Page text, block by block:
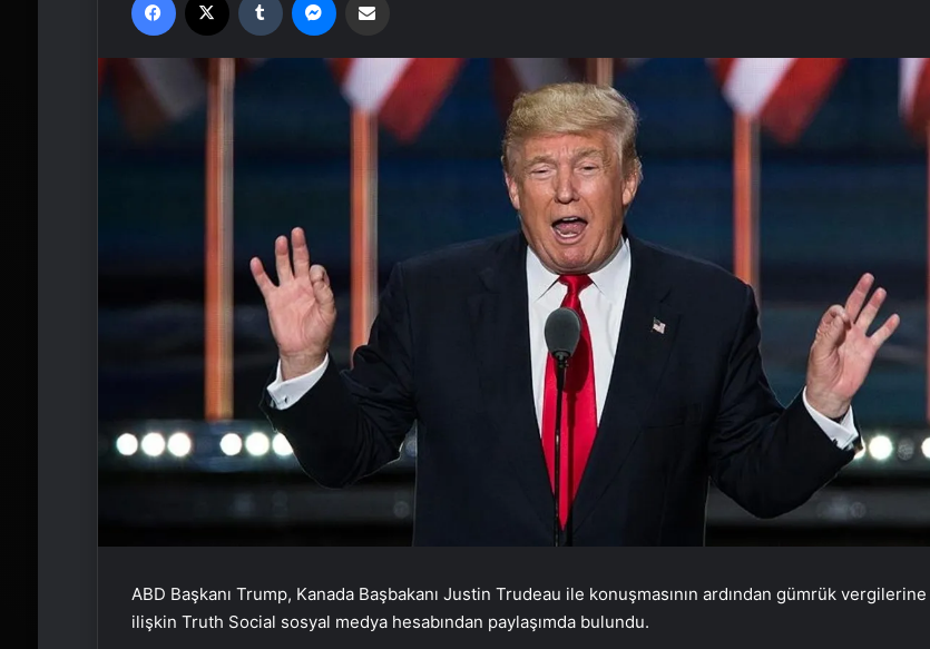
ABD Başkanı Trump, Kanada Başbakanı Justin Trudeau ile konuşmasının ardından gümrük vergilerine
ilişkin Truth Social sosyal medya hesabından paylaşımda bulundu.